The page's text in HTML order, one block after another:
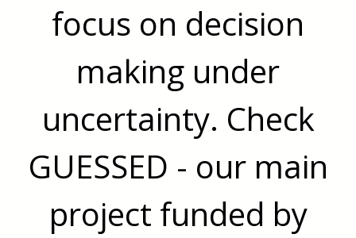
focus on decision
making under
uncertainty. Check
GUESSED - our main
project funded by